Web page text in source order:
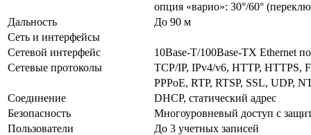
опция «варио»: 30°/60°
Дальность
До 90 м
Сеть и интерфейсы
Сетевой интерфейс
10Base-T/100Base-TX Ethernet
Сетевые протоколы
TCP/IP, IPv4/v6, HTTP, HTTPS,
PPPoE, RTP, RTSP, SSL, UDP,
Соединение
DHCP, статический адрес
Безопасность
Многоуровневый доступ с
Пользователи
До 3 учетных записей